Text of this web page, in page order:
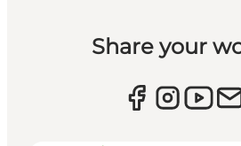
Share your